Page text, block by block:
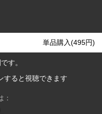
単品購入(495円)
す。
すると視聴できます
：